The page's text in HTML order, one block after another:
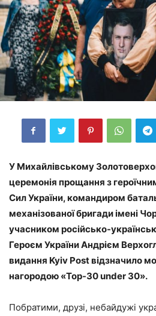
У Михайлівському
церемонія прощання з
Сил України, командиром
механізованої бригади імені
учасником російсько-
Героєм України Андрієм
видання Kyiv Post відзначило
нагородою «Top-30 under 30».
Побратими, друзі, небайдужі